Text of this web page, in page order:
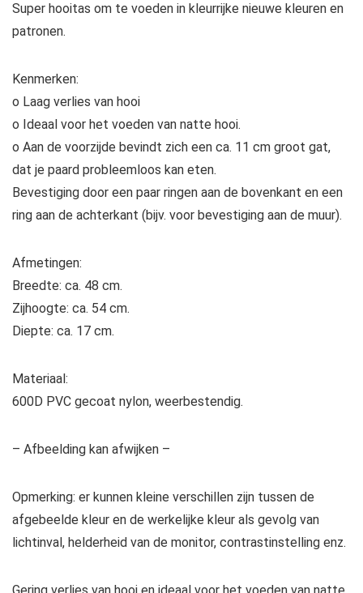
Super hooitas om te voeden in kleurrijke nieuwe kleuren en
patronen.
Kenmerken:
o Laag verlies van hooi
o Ideaal voor het voeden van natte hooi.
o Aan de voorzijde bevindt zich een ca. 11 cm groot gat,
dat je paard probleemloos kan eten.
Bevestiging door een paar ringen aan de bovenkant en een
ring aan de achterkant (bijv. voor bevestiging aan de muur).
Afmetingen:
Breedte: ca. 48 cm.
Zijhoogte: ca. 54 cm.
Diepte: ca. 17 cm.
Materiaal:
600D PVC gecoat nylon, weerbestendig.
– Afbeelding kan afwijken –
Opmerking: er kunnen kleine verschillen zijn tussen de
afgebeelde kleur en de werkelijke kleur als gevolg van
lichtinval, helderheid van de monitor, contrastinstelling enz.